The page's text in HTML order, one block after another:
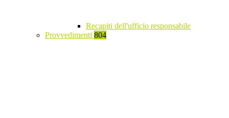
Recapiti dell'ufficio responsabile
Provvedimenti 804